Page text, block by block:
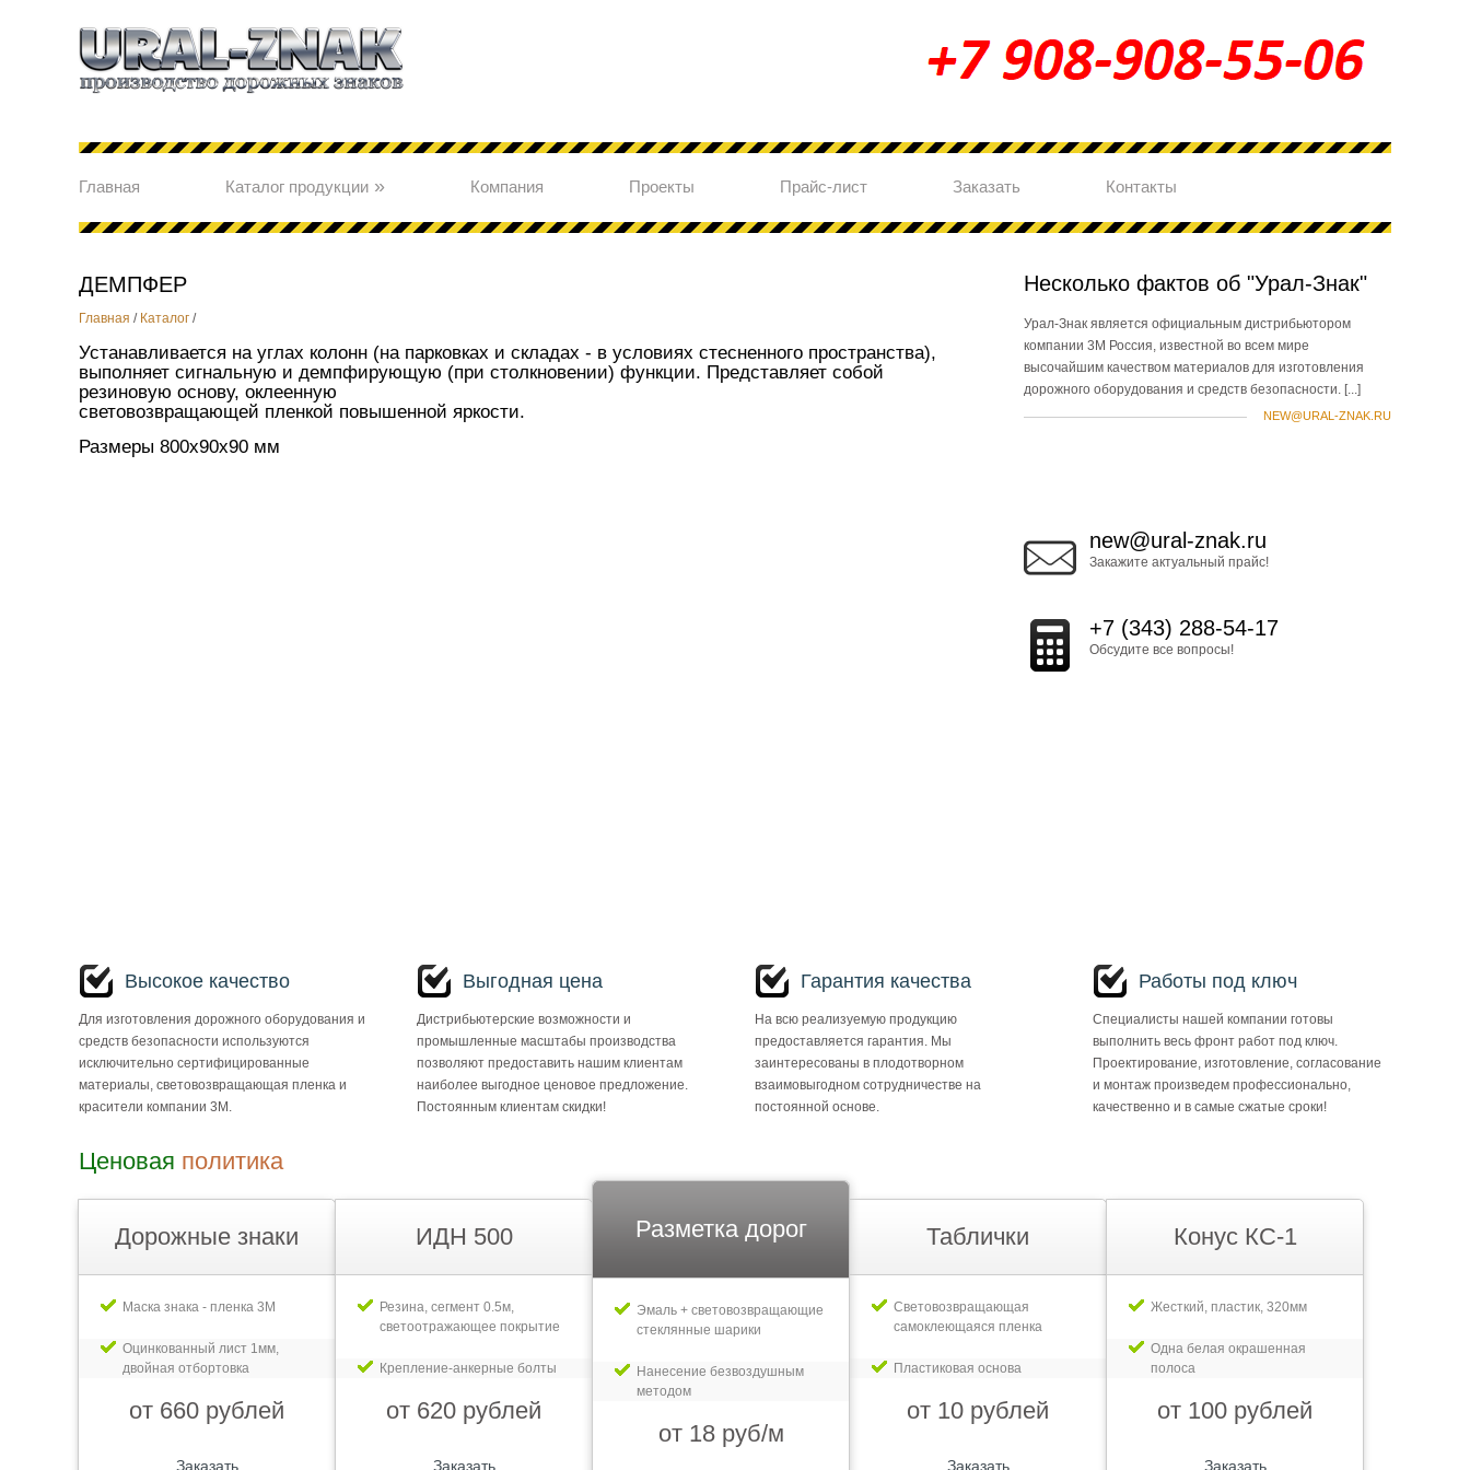
Главная Каталог продукции » Компания Проекты Прайс-лист Заказать Контакты
ДЕМПФЕР
Главная / Каталог /
Устанавливается на углах колонн (на парковках и складах - в условиях стесненного пространства),
выполняет сигнальную и демпфирующую (при столкновении) функции. Представляет собой
резиновую основу, оклеенную
световозвращающей пленкой повышенной яркости.
Размеры 800х90х90 мм
Несколько фактов об "Урал-Знак"
Урал-Знак является официальным дистрибьютором
компании 3М Россия, известной во всем мире
высочайшим качеством материалов для изготовления
дорожного оборудования и средств безопасности. [...]
NEW@URAL-ZNAK.RU
new@ural-znak.ru
Закажите актуальный прайс!
+7 (343) 288-54-17
Обсудите все вопросы!
Высокое качество
Для изготовления дорожного оборудования и
средств безопасности используются
исключительно сертифицированные
материалы, световозвращающая пленка и
красители компании 3М.
Выгодная цена
Дистрибьютерские возможности и
промышленные масштабы производства
позволяют предоставить нашим клиентам
наиболее выгодное ценовое предложение.
Постоянным клиентам скидки!
Гарантия качества
На всю реализуемую продукцию
предоставляется гарантия. Мы
заинтересованы в плодотворном
взаимовыгодном сотрудничестве на
постоянной основе.
Работы под ключ
Специалисты нашей компании готовы
выполнить весь фронт работ под ключ.
Проектирование, изготовление, согласование
и монтаж произведем профессионально,
качественно и в самые сжатые сроки!
Ценовая политика
Дорожные знаки
Маска знака - пленка 3М
Оцинкованный лист 1мм,
двойная отбортовка
от 660 рублей
Заказать
ИДН 500
Резина, сегмент 0.5м,
светоотражающее покрытие
Крепление-анкерные болты
от 620 рублей
Заказать
Разметка дорог
Эмаль + световозвращающие
стеклянные шарики
Нанесение безвоздушным
методом
от 18 руб/м
Таблички
Световозвращающая
самоклеющаяся пленка
Пластиковая основа
от 10 рублей
Заказать
Конус КС-1
Жесткий, пластик, 320мм
Одна белая окрашенная
полоса
от 100 рублей
Заказать